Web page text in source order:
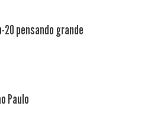
20 pensando grande
Paulo